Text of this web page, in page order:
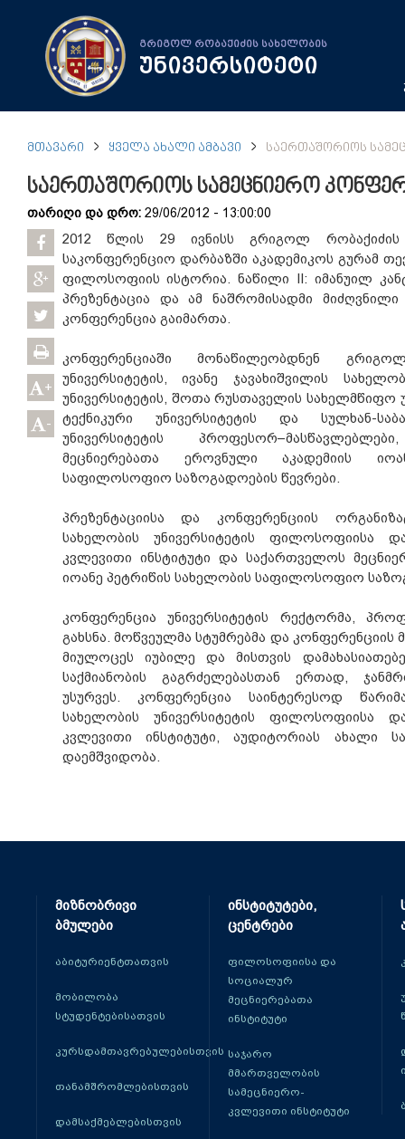
გრიგოლ რობაქიძის სახელობის
უნივერსიტეტი
ᲛᲗᲐᲕᲐᲠᲘ ᲧᲕᲔᲚᲐ ᲐᲮᲐᲚᲘ ᲐᲛᲑᲐᲕᲘ ᲡᲐᲔᲠᲗᲐᲨᲝᲠᲘᲝᲡ
საერთაშორიოს სამეცნიერო
თარიღი და დრო: 29/06/2012 - 13:00:00
+
-
2012 წლის 29 ივნისს გრიგოლ რობაქიძის
საკონფერენციო დარბაზში აკადემიკოს გურამ
ფილოსოფიის ისტორია. ნაწილი II: იმანუილ
პრეზენტაცია და ამ ნაშრომისადმი
კონფერენცია გაიმართა.
კონფერენციაში მონაწილეობდნენ
უნივერსიტეტის, ივანე ჯავახიშვილის
უნივერსიტეტის, შოთა რუსთაველის სახელმწიფო
ტექნიკური უნივერსიტეტის და სულხან-
უნივერსიტეტის
მეცნიერებათა ეროვნული აკადემიის
საფილოსოფიო საზოგადოების წევრები.
პრეზენტაციისა და კონფერენციის
სახელობის უნივერსიტეტის ფილოსოფიისა
კვლევითი ინსტიტუტი და საქართველოს
იოანე პეტრიწის სახელობის საფილოსოფიო
კონფერენცია უნივერსიტეტის რექტორმა,
გახსნა. მოწვეულმა სტუმრებმა და კონფერენციის
მიულოცეს იუბილე და მისთვის
საქმიანობის გაგრძელებასთან ერთად,
უსურვეს. კონფერენცია საინტერესოდ
სახელობის უნივერსიტეტის ფილოსოფიისა
კვლევითი ინსტიტუტი, აუდიტორიას ახალი
დაემშვიდობა.
მიზნობრივი
ბმულები
აბიტურიენტთათვის
მობილობა
სტუდენტებისათვის
კურსდამთავრებულებისთვის
თანამშრომლებისთვის
დამსაქმებლებისთვის
ინსტიტუტები,
ცენტრები
ფილოსოფიისა და
სოციალურ
მეცნიერებათა
ინსტიტუტი
საჯარო
მმართველობის
სამეცნიერო-
კვლევითი ინსტიტუტი